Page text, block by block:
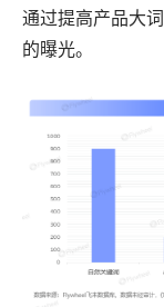
通过提高产品大
的曝光。